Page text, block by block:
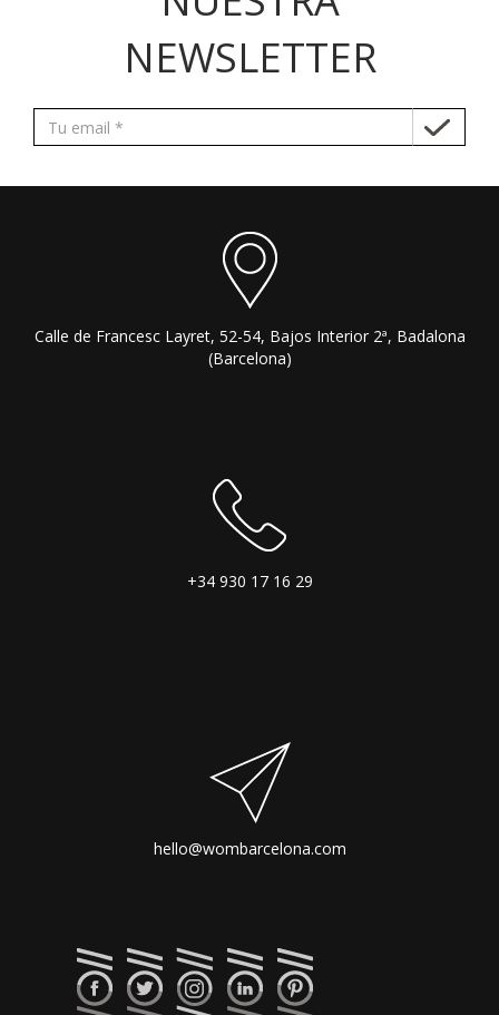
NEWSLETTER
Calle de Francesc Layret, 52-54, Bajos Interior 2ª, Badalona
(Barcelona)
+34 930 17 16 29
hello@wombarcelona.com